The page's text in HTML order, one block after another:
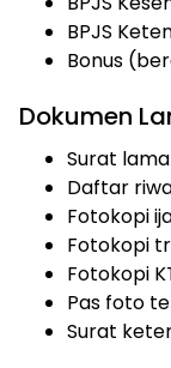
BPJS
Bonus
Dokumen
Surat
Daftar
Fotokopi
Fotokopi
Fotokopi
Pas foto
Surat